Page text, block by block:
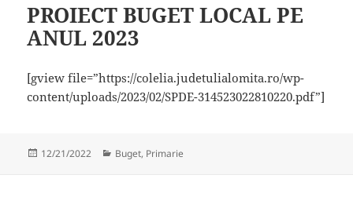
PROIECT BUGET LOCAL PE
ANUL 2023
[gview file=”https://colelia.judetulialomita.ro/wp-
content/uploads/2023/02/SPDE-314523022810220.pdf”]
Publicat
12/21/2022 Categorii
Buget, Primarie